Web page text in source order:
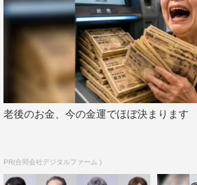
いただけるのが楽しみです。本編に
場人物たちの、意外な一面もご覧 い
見れば『危険なビーナス』をさらに
しです。日曜の夜更けにバー・
寄りください。
番組情報
老後のお金、今の金運でほぼ決まります
PR(合同会社デジタルファーム )